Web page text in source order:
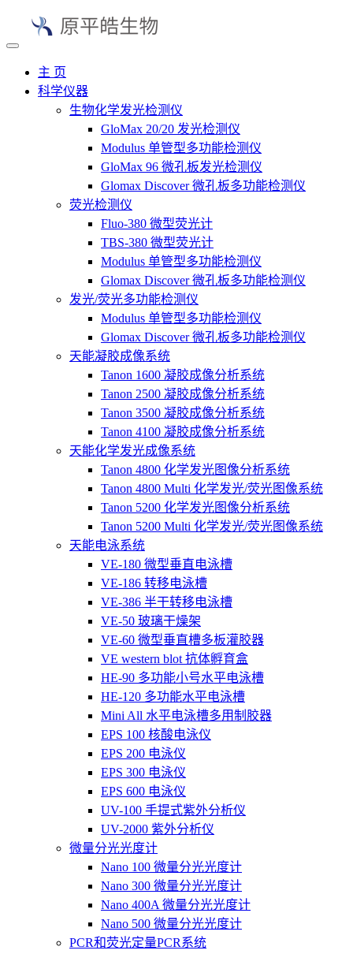
主 页
科学仪器
生物化学发光检测仪
GloMax 20/20 发光检测仪
Modulus 单管型多功能检测仪
GloMax 96 微孔板发光检测仪
Glomax Discover 微孔板多功能检测仪
荧光检测仪
Fluo-380 微型荧光计
TBS-380 微型荧光计
Modulus 单管型多功能检测仪
Glomax Discover 微孔板多功能检测仪
发光/荧光多功能检测仪
Modulus 单管型多功能检测仪
Glomax Discover 微孔板多功能检测仪
天能凝胶成像系统
Tanon 1600 凝胶成像分析系统
Tanon 2500 凝胶成像分析系统
Tanon 3500 凝胶成像分析系统
Tanon 4100 凝胶成像分析系统
天能化学发光成像系统
Tanon 4800 化学发光图像分析系统
Tanon 4800 Multi 化学发光/荧光图像系统
Tanon 5200 化学发光图像分析系统
Tanon 5200 Multi 化学发光/荧光图像系统
天能电泳系统
VE-180 微型垂直电泳槽
VE-186 转移电泳槽
VE-386 半干转移电泳槽
VE-50 玻璃干燥架
VE-60 微型垂直槽多板灌胶器
VE western blot 抗体孵育盒
HE-90 多功能小号水平电泳槽
HE-120 多功能水平电泳槽
Mini All 水平电泳槽多用制胶器
EPS 100 核酸电泳仪
EPS 200 电泳仪
EPS 300 电泳仪
EPS 600 电泳仪
UV-100 手提式紫外分析仪
UV-2000 紫外分析仪
微量分光光度计
Nano 100 微量分光光度计
Nano 300 微量分光光度计
Nano 400A 微量分光光度计
Nano 500 微量分光光度计
PCR和荧光定量PCR系统